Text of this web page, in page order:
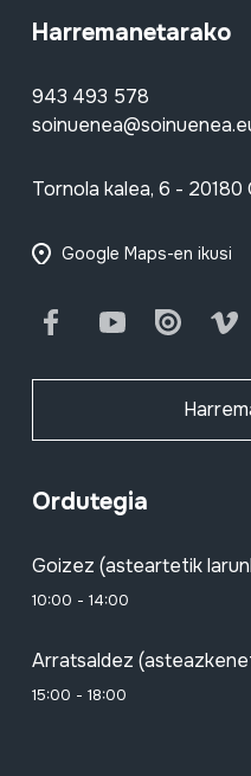
Harremanetarako
943 493 578
Tornola kalea, 6 - 20180
Google Maps-en ikusi
FacebookYoutube Issuu
Ordutegia
Goizez (asteartetik
10:00 - 14:00
Arratsaldez
15:00 - 18:00